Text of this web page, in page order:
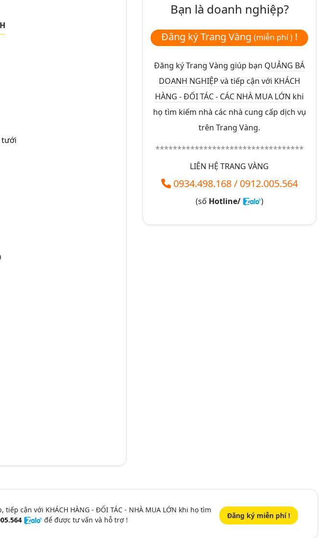
tưới
Bạn là doanh nghiệp?
Đăng ký Trang Vàng (miễn phí ) !
Đăng ký Trang Vàng giúp bạn QUẢNG BÁ
DOANH NGHIỆP và tiếp cận với KHÁCH
HÀNG - ĐỐI TÁC - CÁC NHÀ MUA LỚN khi
họ tìm kiếm nhà các nhà cung cấp dịch vụ
trên Trang Vàng.
**********************************
LIÊN HỆ TRANG VÀNG
0934.498.168/ 0912.005.564
(số Hotline/ )
cận với KHÁCH HÀNG - ĐỐI TÁC - NHÀ MUA LỚN khi họ tìm
để được tư vấn và hỗ trợ ! Đăng ký miễn phí !